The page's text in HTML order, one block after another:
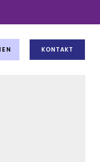
KONTAKT